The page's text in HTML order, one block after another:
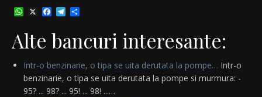
WhatsApp
X Facebook
Telegram
Alte bancuri interesante:
Intr-o benzinarie, o tipa se uita derutata la pompe… Intr-o
benzinarie, o tipa se uita derutata la pompe si murmura: -
95? ... 98? ... 95! ... 98! ...…